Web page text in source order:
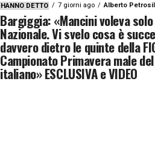
HANNO DETTO 7 giorni ago Alberto
Bargiggia: «Mancini voleva
Nazionale. Vi svelo cosa è
davvero dietro le quinte della
Campionato Primavera male
italiano» ESCLUSIVA e VIDEO